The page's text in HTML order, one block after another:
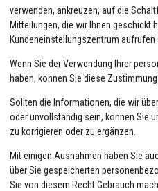
verwenden, ankreuzen, auf die
Mitteilungen, die wir Ihnen geschickt
Kundeneinstellungszentrum aufrufen
Wenn Sie der Verwendung Ihrer
haben, können Sie diese
Sollten die Informationen, die wir
oder unvollständig sein, können Sie
zu korrigieren oder zu ergänzen.
Mit einigen Ausnahmen haben Sie
über Sie gespeicherten
Sie von diesem Recht Gebrauch